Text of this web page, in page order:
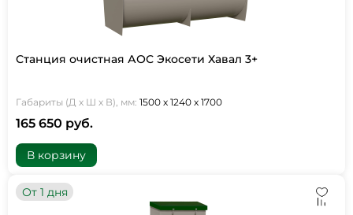
Станция очистная АОС Экосети Хавал 3+
Габариты (Д х Ш х В), мм: 1500 х 1240 х 1700
165 650 руб.
В корзину
От 1 дня